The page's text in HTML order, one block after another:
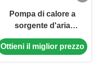
Pompa di calore a
sorgente d'aria
monoblocco da 3 CV
con scambiatore di
Ottieni il miglior prezzo